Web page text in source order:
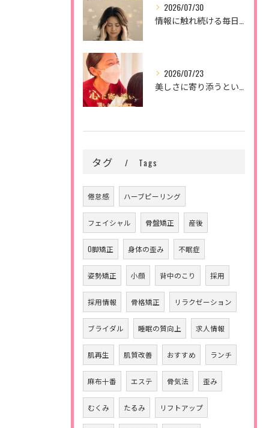
2026/07/30
2026/07/23
タグ Tags
倦怠感 ハーブピーリング
フェイシャル 骨盤矯正 産後
O脚矯正 身体の歪み 不眠症
姿勢矯正 小顔 背中のこり 採用
採用情報 骨格矯正 リラクゼーション
ブライダル 睡眠の質向上 求人情報
肌再生 肌質改善 おすすめ ランチ
麻布十番 エステ 骨気法 歪み
むくみ たるみ リフトアップ